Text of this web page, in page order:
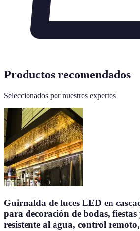
Productos recomendados
Seleccionados por nuestros expertos
Guirnalda de luces LED en
para decoración de bodas,
resistente al agua, control